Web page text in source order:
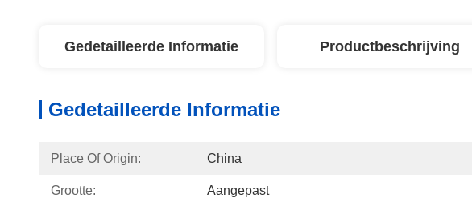
Gedetailleerde Informatie Productbeschrijving
Gedetailleerde Informatie
Place Of Origin: China
Grootte: Aangepast